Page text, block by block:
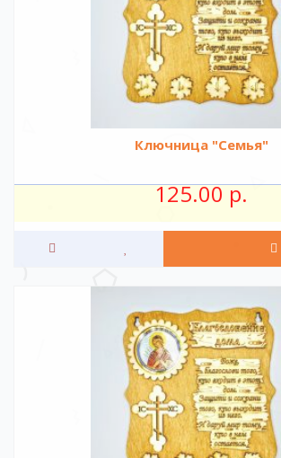
Ключница "Семья"
125.00 р.